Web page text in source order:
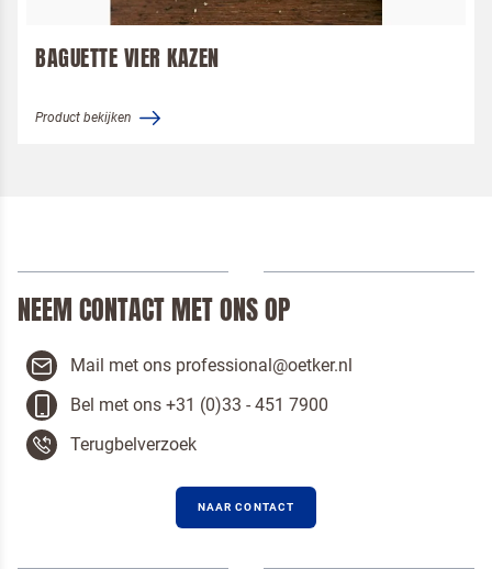
BAGUETTE VIER KAZEN
Product bekijken
NEEM CONTACT MET ONS OP
Mail met ons professional@oetker.nl
Bel met ons +31 (0)33 - 451 7900
Terugbelverzoek
NAAR CONTACT